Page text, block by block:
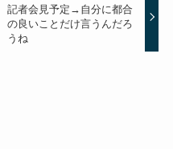
記者会見予定→自分に都合
の良いことだけ言うんだろ
うね